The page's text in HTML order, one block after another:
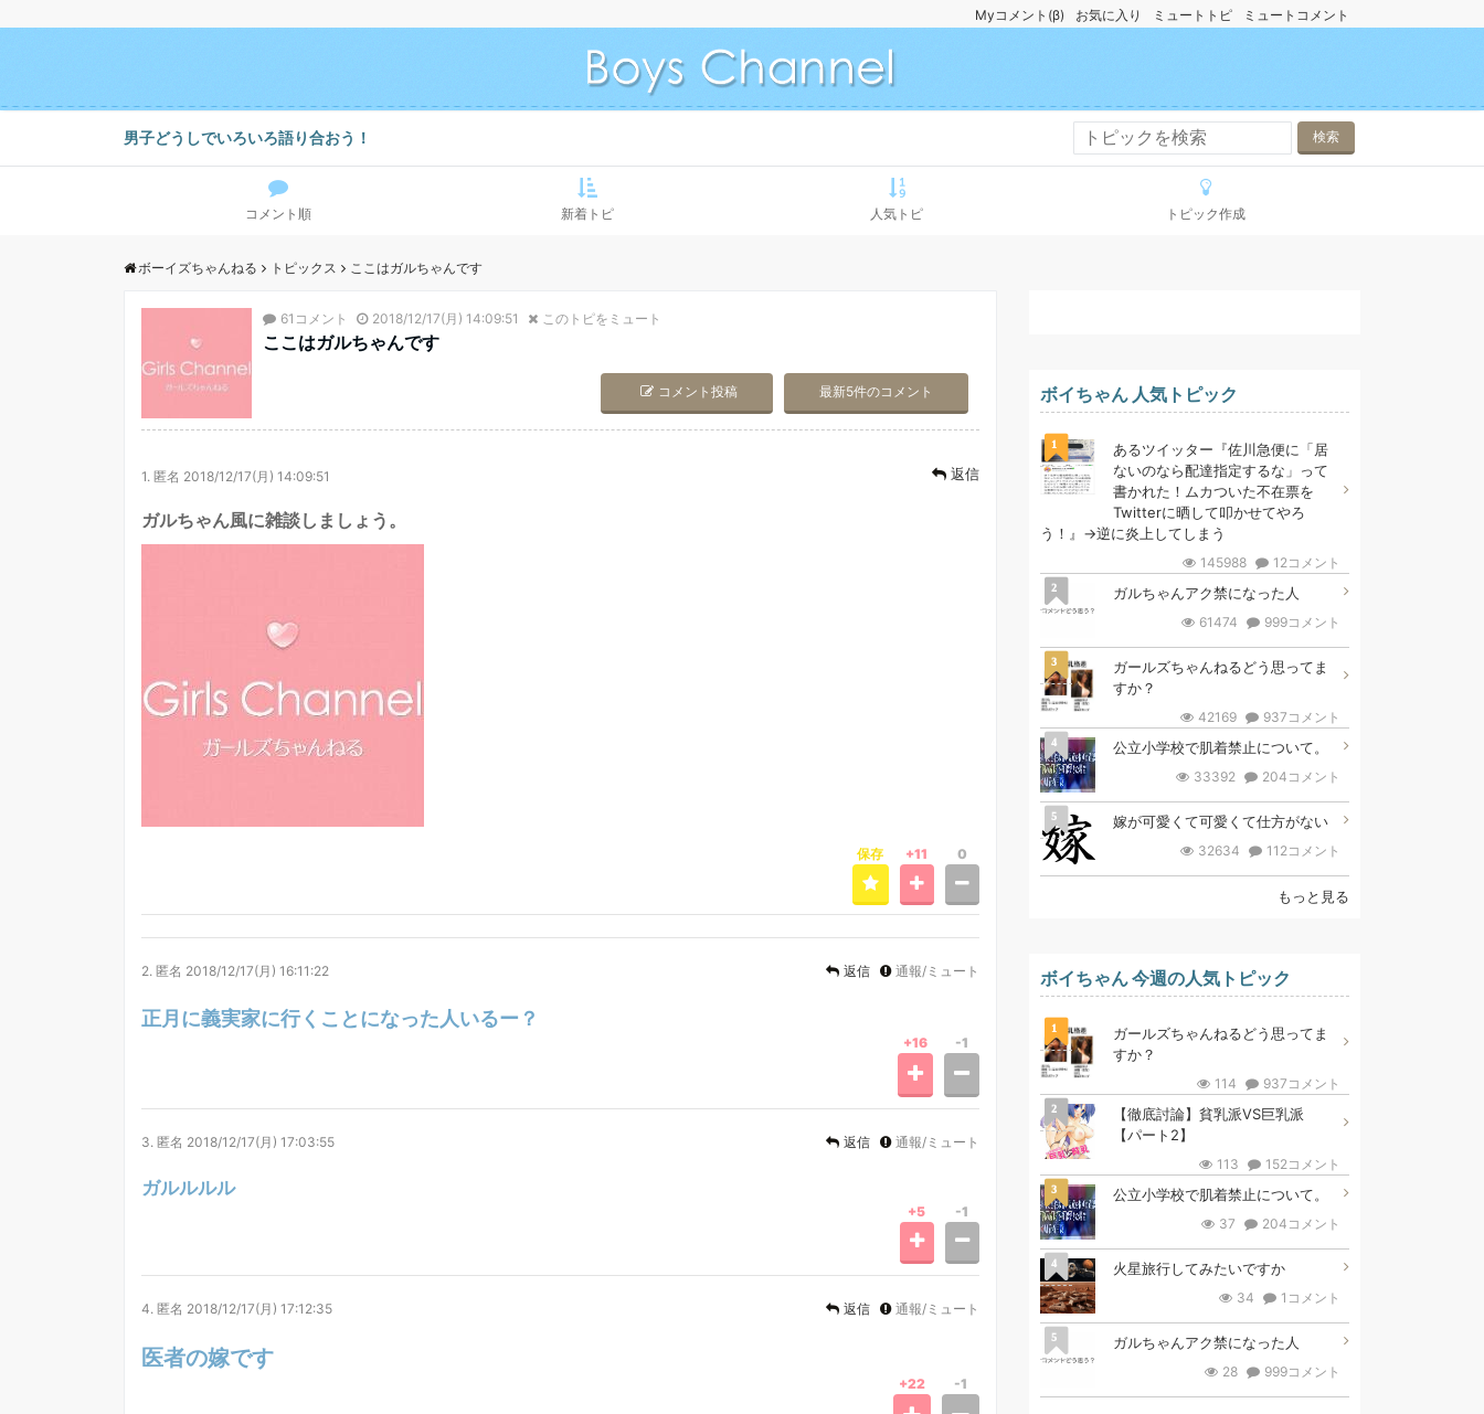
ミュートコメント
ミュートトピ
お気に入り
Myコメント(β)
男子どうしでいろいろ語り合おう！
コメント順 新着トピ 人気トピ トピック作成
ボーイズちゃんねる トピックス ここはガルちゃんです
61コメント 2018/12/17(月) 14:09:51 このトピをミュート
ここはガルちゃんです
コメント投稿 最新5件のコメント
1. 匿名 2018/12/17(月) 14:09:51 返信
ガルちゃん風に雑談しましょう。
保存 +11 0
2. 匿名 2018/12/17(月) 16:11:22 返信 通報/ミュート
正月に義実家に行くことになった人いるー？
+16 -1
3. 匿名 2018/12/17(月) 17:03:55 返信 通報/ミュート
ガルルルル
+5 -1
4. 匿名 2018/12/17(月) 17:12:35 返信 通報/ミュート
医者の嫁です
+22 -1
ボイちゃん 人気トピック
1
あるツイッター『佐川急便に「居
ないのなら配達指定するな」って
書かれた！ムカついた不在票を
Twitterに晒して叩かせてやろ
う！』→逆に炎上してしまう
145988 12コメント
2 ガルちゃんアク禁になった人
61474 999コメント
3
ガールズちゃんねるどう思ってま
すか？
42169 937コメント
4 公立小学校で肌着禁止について。
33392 204コメント
5 嫁が可愛くて可愛くて仕方がない
32634 112コメント
もっと見る
ボイちゃん 今週の人気トピック
1
ガールズちゃんねるどう思ってま
すか？
114 937コメント
2
【徹底討論】貧乳派VS巨乳派
【パート2】
113 152コメント
3 公立小学校で肌着禁止について。
37 204コメント
4 火星旅行してみたいですか
34 1コメント
5 ガルちゃんアク禁になった人
28 999コメント